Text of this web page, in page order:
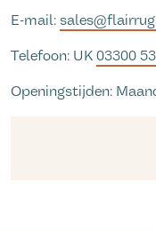
E-mail:
Telefoon: UK 03300
Openingstijden: